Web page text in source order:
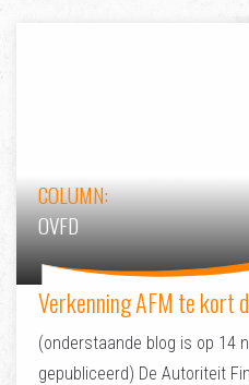
COLUMN:
OVFD
Verkenning AFM te kort
(onderstaande blog is op 14
gepubliceerd) De Autoriteit